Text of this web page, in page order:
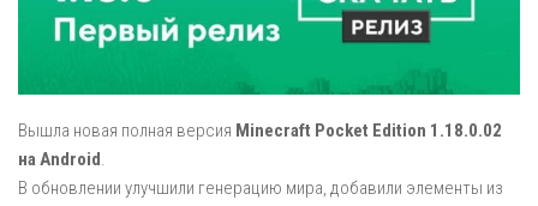
Вышла новая полная версия Minecraft Pocket Edition 1.18.0.02
на Android .
В обновлении улучшили генерацию мира, добавили элементы из